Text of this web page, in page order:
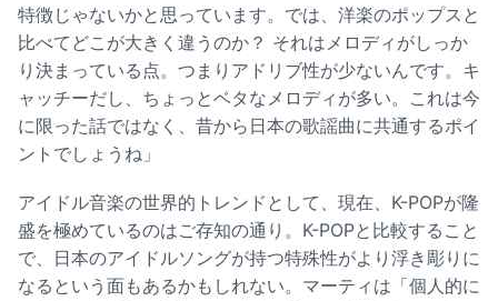
特徴じゃないかと思っています。では、洋楽のポップスと
比べてどこが大きく違うのか？ それはメロディがしっか
り決まっている点。つまりアドリブ性が少ないんです。キ
ャッチーだし、ちょっとベタなメロディが多い。これは今
に限った話ではなく、昔から日本の歌謡曲に共通するポイ
ントでしょうね」
アイドル音楽の世界的トレンドとして、現在、K-POPが隆
盛を極めているのはご存知の通り。K-POPと比較すること
で、日本のアイドルソングが持つ特殊性がより浮き彫りに
なるという面もあるかもしれない。マーティは「個人的に